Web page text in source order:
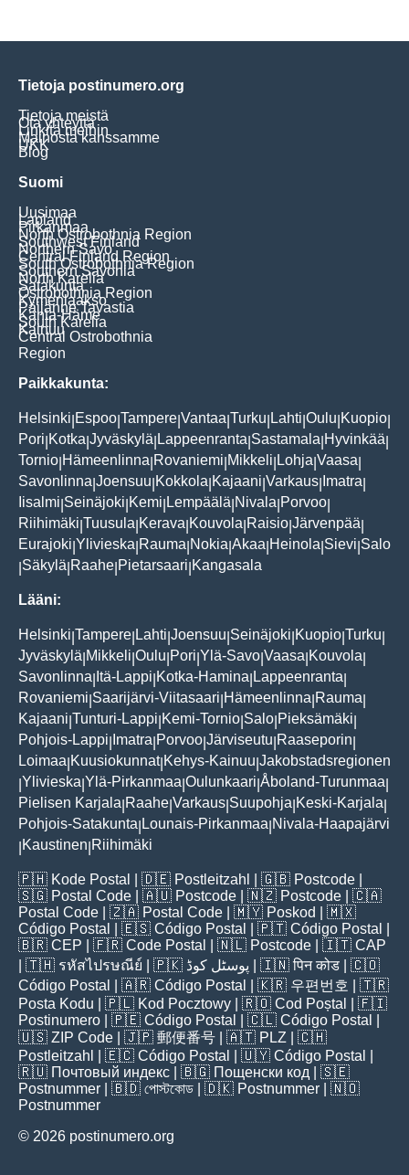
Tietoja postinumero.org
Tietoja meistä
Ota yhteyttä
Linkitä meihin
Mainosta kanssamme
UKK
Blog
Suomi
Uusimaa
Lapland
Pirkanmaa
North Ostrobothnia Region
Southwest Finland
Northern Savo
Central Finland Region
South Ostrobothnia Region
Southern Savonia
North Karelia
Satakunta
Ostrobothnia Region
Kymenlaakso
Päijänne Tavastia
Kanta-Häme
South Karelia
Kainuu
Central Ostrobothnia
Region
Paikkakunta:
Helsinki Espoo Tampere Vantaa Turku Lahti Oulu Kuopio
Pori Kotka Jyväskylä Lappeenranta Sastamala Hyvinkää
Tornio Hämeenlinna Rovaniemi Mikkeli Lohja Vaasa
Savonlinna Joensuu Kokkola Kajaani Varkaus Imatra
Iisalmi Seinäjoki Kemi Lempäälä Nivala Porvoo
Riihimäki Tuusula Kerava Kouvola Raisio Järvenpää
Eurajoki Ylivieska Rauma Nokia Akaa Heinola Sievi Salo
Säkylä Raahe Pietarsaari Kangasala
Lääni:
Helsinki Tampere Lahti Joensuu Seinäjoki Kuopio Turku
Jyväskylä Mikkeli Oulu Pori Ylä-Savo Vaasa Kouvola
Savonlinna Itä-Lappi Kotka-Hamina Lappeenranta
Rovaniemi Saarijärvi-Viitasaari Hämeenlinna Rauma
Kajaani Tunturi-Lappi Kemi-Tornio Salo Pieksämäki
Pohjois-Lappi Imatra Porvoo Järviseutu Raaseporin
Loimaa Kuusiokunnat| Kehys-Kainuu Jakobstadsregionen
Ylivieska Ylä-Pirkanmaa Oulunkaari Åboland-Turunmaa
Pielisen Karjala Raahe Varkaus Suupohja Keski-Karjala
Pohjois-Satakunta Lounais-Pirkanmaa Nivala-Haapajärvi
Kaustinen Riihimäki
🇵🇭 Kode Postal | 🇩🇪 Postleitzahl | 🇬🇧 Postcode
🇸🇬 Postal Code | 🇦🇺 Postcode | 🇳🇿 Postcode | 🇨🇦
Postal Code | 🇿🇦 Postal Code | 🇲🇾 Poskod
| 🇲🇽
Código Postal
| 🇪🇸 Código Postal | 🇵🇹 Código Postal
🇧🇷 CEP | 🇫🇷 Code Postal | 🇳🇱 Postcode | 🇮🇹 CAP
| 🇹🇭 รหัสไปรษณีย์ | 🇵🇰 پوسٹل کوڈ | 🇮🇳पिन कोड | 🇨🇴
Código Postal
| 🇦🇷 Código Postal | 🇰🇷 우편번호
| 🇹🇷
Posta Kodu | 🇵🇱 Kod Pocztowy | 🇷🇴 Cod Poștal
| 🇫🇮
Postinumero | 🇵🇪 Código Postal | 🇨🇱 Código Postal
🇺🇸 ZIP Code | 🇯🇵 郵便番号 | 🇦🇹 PLZ | 🇨🇭
Postleitzahl
| 🇪🇨 Código Postal | 🇺🇾 Código Postal
🇷🇺 Почтовый индекс | 🇧🇬 Пощенски код | 🇸🇪
Postnummer | 🇧🇩 পোস্টকোড | 🇩🇰 Postnummer | 🇳🇴
Postnummer
© 2026 postinumero.org